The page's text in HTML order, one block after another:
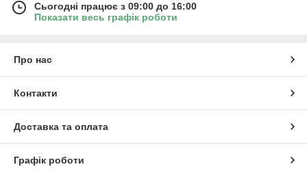
Сьогодні працює з 09:00 до 16:00
Показати весь графік роботи
Про нас
Контакти
Доставка та оплата
Графік роботи